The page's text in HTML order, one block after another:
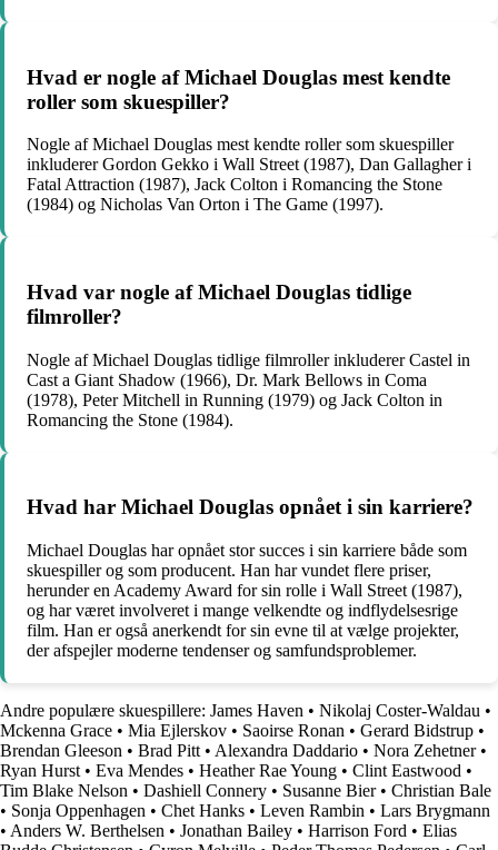
Hvad er nogle af Michael Douglas mest kendte
roller som skuespiller?
Nogle af Michael Douglas mest kendte roller som skuespiller
inkluderer Gordon Gekko i Wall Street (1987), Dan Gallagher i
Fatal Attraction (1987), Jack Colton i Romancing the Stone
(1984) og Nicholas Van Orton i The Game (1997).
Hvad var nogle af Michael Douglas tidlige
filmroller?
Nogle af Michael Douglas tidlige filmroller inkluderer Castel in
Cast a Giant Shadow (1966), Dr. Mark Bellows in Coma
(1978), Peter Mitchell in Running (1979) og Jack Colton in
Romancing the Stone (1984).
Hvad har Michael Douglas opnået i sin karriere?
Michael Douglas har opnået stor succes i sin karriere både som
skuespiller og som producent. Han har vundet flere priser,
herunder en Academy Award for sin rolle i Wall Street (1987),
og har været involveret i mange velkendte og indflydelsesrige
film. Han er også anerkendt for sin evne til at vælge projekter,
der afspejler moderne tendenser og samfundsproblemer.
Andre populære skuespillere: James Haven • Nikolaj Coster-Waldau •
Mckenna Grace • Mia Ejlerskov • Saoirse Ronan • Gerard Bidstrup •
Brendan Gleeson • Brad Pitt • Alexandra Daddario • Nora Zehetner•
Ryan Hurst • Eva Mendes • Heather Rae Young • Clint Eastwood •
Tim Blake Nelson • Dashiell Connery • Susanne Bier• Christian Bale
• Sonja Oppenhagen • Chet Hanks • Leven Rambin • Lars Brygmann
• Anders W. Berthelsen • Jonathan Bailey • Harrison Ford • Elias